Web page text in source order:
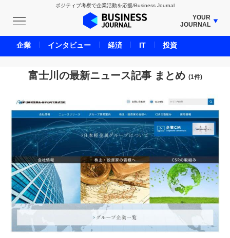
ポジティブ考察で企業活動を応援/Business Journal
YOUR
JOURNAL
BUSINESS JOURNAL
UNICORN JOURNAL
CARBON CREDITS JOURNAL
ENERGY MANAGEMENT JOURNAL
INBOUND JOURNAL
LIFE ENDING JOURNAL
AI JOURNAL
REAL ESTATE BROKERAGE JOURNAL
SMART MARKETING JOURNAL
BPaaS JOURNAL
ADOPTABLE DOG JOURNAL
富士川の最新ニュース記事 まとめ (1件)
企業 インタビュー 経済 IT 投資